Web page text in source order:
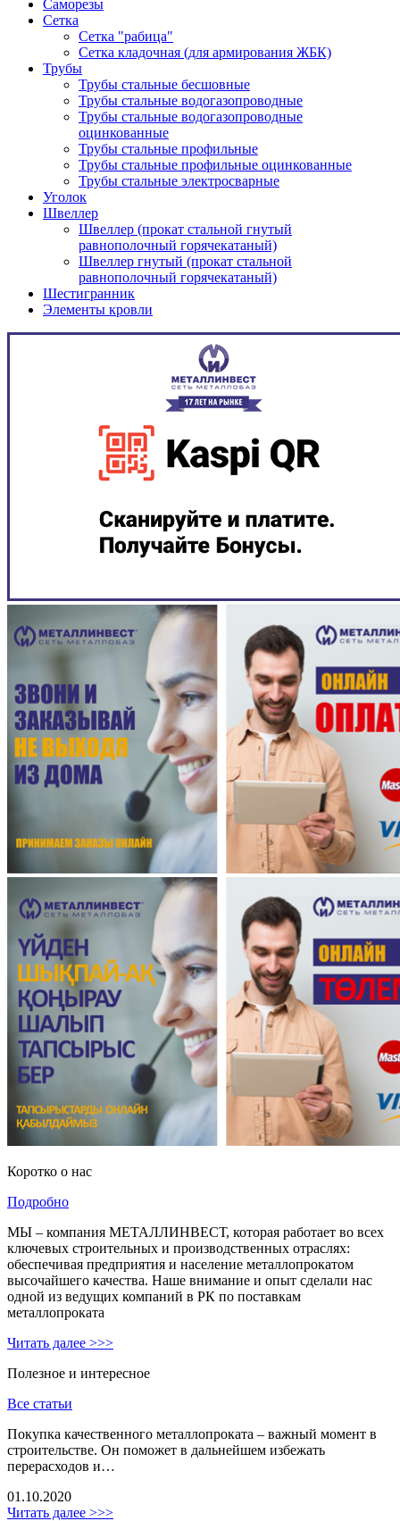
Саморезы
Сетка
Сетка "рабица"
Сетка кладочная (для армирования ЖБК)
Трубы
Трубы стальные бесшовные
Трубы стальные водогазопроводные
Трубы стальные водогазопроводные
оцинкованные
Трубы стальные профильные
Трубы стальные профильные оцинкованные
Трубы стальные электросварные
Уголок
Швеллер
Швеллер (прокат стальной гнутый
равнополочный горячекатаный)
Швеллер гнутый (прокат стальной
равнополочный горячекатаный)
Шестигранник
Элементы кровли
Коротко о нас
Подробно
МЫ – компания МЕТАЛЛИНВЕСТ, которая работает во всех
ключевых строительных и производственных отраслях:
обеспечивая предприятия и население металлопрокатом
высочайшего качества. Наше внимание и опыт сделали нас
одной из ведущих компаний в РК по поставкам
металлопроката
Читать далее >>>
Полезное и интересное
Все статьи
Покупка качественного металлопроката – важный момент в
строительстве. Он поможет в дальнейшем избежать
перерасходов и…
01.10.2020
Читать далее >>>